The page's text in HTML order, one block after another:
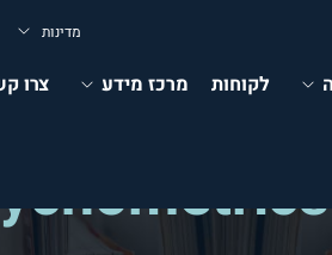
מדינות
לקוחות מרכז מידע צרו